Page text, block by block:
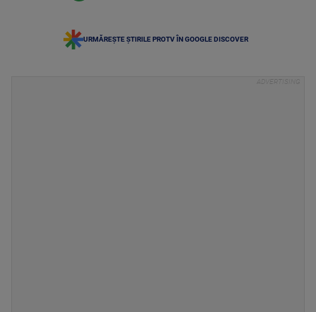
URMĂREȘTE ȘTIRILE PROTV ÎN GOOGLE DISCOVER